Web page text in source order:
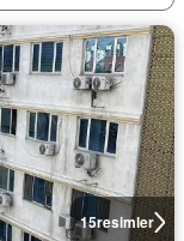
15resimler